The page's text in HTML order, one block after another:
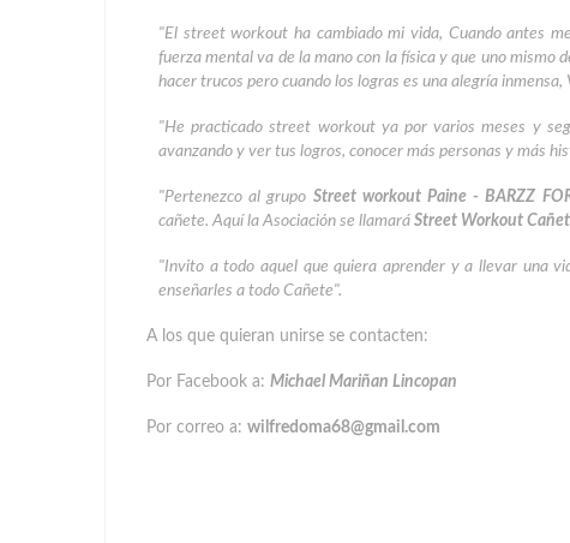
"El street workout ha cambiado mi vida, Cuando antes
fuerza mental va de la mano con la física y que uno mismo
hacer trucos pero cuando los logras es una alegría
"He practicado street workout ya por varios meses y
avanzando y ver tus logros, conocer más personas y más
"Pertenezco al grupo Street workout Paine - BARZZ
cañete. Aquí la Asociación se llamará Street Workout
"Invito a todo aquel que quiera aprender y a llevar una
enseñarles a todo Cañete".
A los que quieran unirse se contacten:
Por Facebook a: Michael Mariñan Lincopan
Por correo a: wilfredoma68@gmail.com